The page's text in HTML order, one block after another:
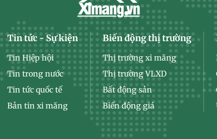
Tin tức - Sự kiện
Tin Hiệp hội
Tin trong nước
Tin tức quốc tế
Bản tin xi măng
Biến động thị trường
Thị trường xi măng
Thị trường VLXD
Bất động sản
Biến động giá